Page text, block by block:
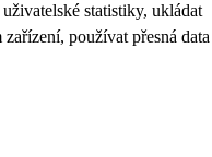
statistiky, ukládat
používat přesná data